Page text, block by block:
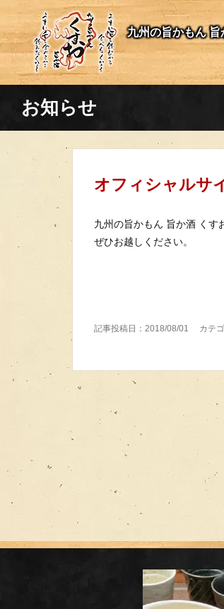
九州の旨かもん
お知らせ
オフィシャルサ
九州の旨かもん 旨か酒 くす
ぜひお越しください。
記事投稿日：2018/08/01 カテゴ